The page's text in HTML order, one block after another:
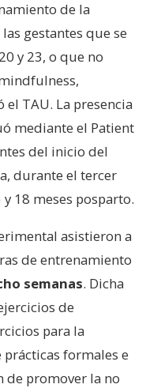
de la
gestantes que se
y 23, o que no
TAU. La presencia
mediante el Patient
del inicio del
durante el tercer
18 meses posparto.
asistieron a
de entrenamiento
semanas. Dicha
de
para la
formales e
de promover la no